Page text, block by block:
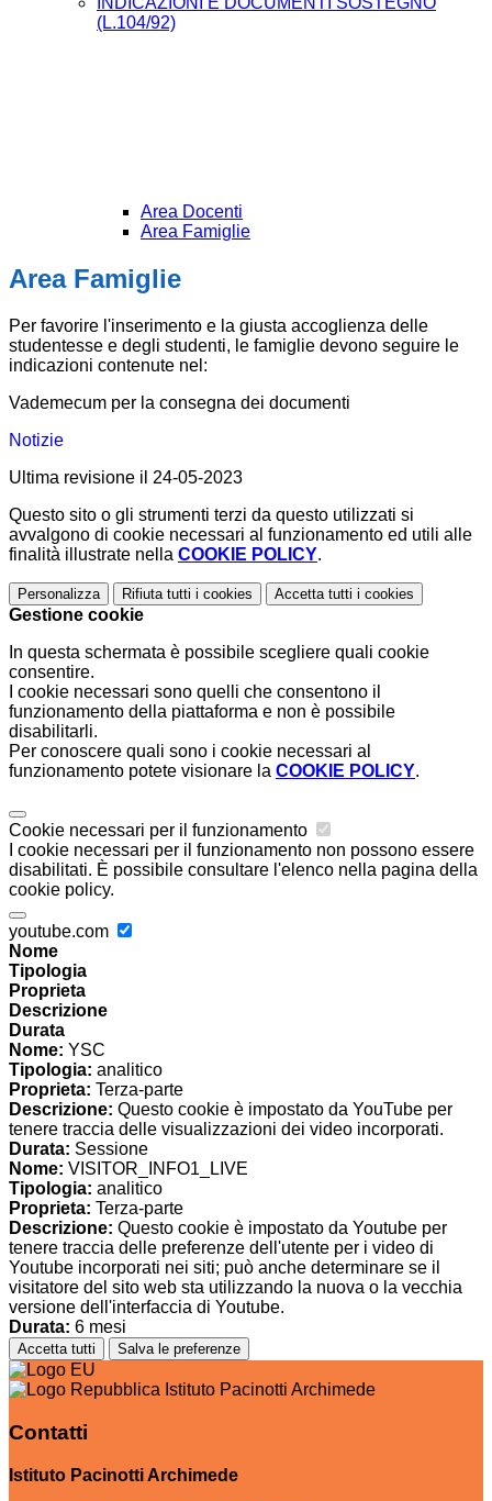
(L.104/92)
Area Docenti
Area Famiglie
Area Famiglie
Per favorire l'inserimento e la giusta accoglienza delle
studentesse e degli studenti, le famiglie devono seguire le
indicazioni contenute nel:
Vademecum per la consegna dei documenti
Notizie
Ultima revisione il 24-05-2023
Questo sito o gli strumenti terzi da questo utilizzati si
avvalgono di cookie necessari al funzionamento ed utili alle
finalità illustrate nella COOKIE POLICY.
Personalizza Rifiuta tutti i cookies Accetta tutti i cookies
Gestione cookie
In questa schermata è possibile scegliere quali cookie
consentire.
I cookie necessari sono quelli che consentono il
funzionamento della piattaforma e non è possibile
disabilitarli.
Per conoscere quali sono i cookie necessari al
funzionamento potete visionare la COOKIE POLICY.
Cookie necessari per il funzionamento
I cookie necessari per il funzionamento non possono essere
disabilitati. È possibile consultare l'elenco nella pagina della
cookie policy.
youtube.com
Nome
Tipologia
Proprieta
Descrizione
Durata
Nome: YSC
Tipologia: analitico
Proprieta: Terza-parte
Descrizione: Questo cookie è impostato da YouTube per
tenere traccia delle visualizzazioni dei video incorporati.
Durata: Sessione
Nome: VISITOR_INFO1_LIVE
Tipologia: analitico
Proprieta: Terza-parte
Descrizione: Questo cookie è impostato da Youtube per
tenere traccia delle preferenze dell'utente per i video di
Youtube incorporati nei siti; può anche determinare se il
visitatore del sito web sta utilizzando la nuova o la vecchia
versione dell'interfaccia di Youtube.
Durata: 6 mesi
Accetta tutti Salva le preferenze
Istituto Pacinotti Archimede
Contatti
Istituto Pacinotti Archimede